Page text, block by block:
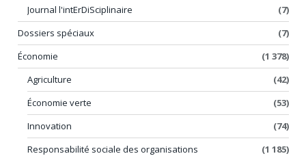
Journal l'intErDiSciplinaire
(7)
Dossiers spéciaux
(7)
Économie
(1 378)
Agriculture
(42)
Économie verte
(53)
Innovation
(74)
Responsabilité sociale des organisations
(1 185)